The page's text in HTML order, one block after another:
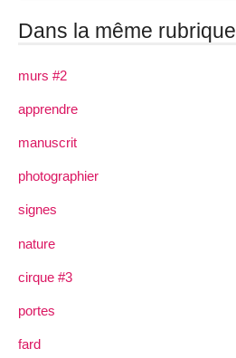
Dans la même rubrique
murs #2
apprendre
manuscrit
photographier
signes
nature
cirque #3
portes
fard